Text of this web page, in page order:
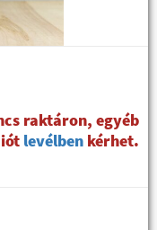
raktáron, egyéb
levélben kérhet.